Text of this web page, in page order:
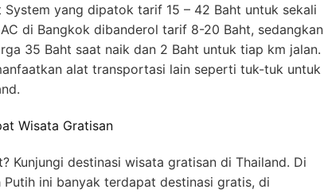
System yang dipatok tarif 15 – 42 Baht untuk sekali
di Bangkok dibanderol tarif 8-20 Baht, sedangkan
35 Baht saat naik dan 2 Baht untuk tiap km jalan.
alat transportasi lain seperti tuk-tuk untuk
Wisata Gratisan
Kunjungi destinasi wisata gratisan di Thailand. Di
Putih ini banyak terdapat destinasi gratis, di